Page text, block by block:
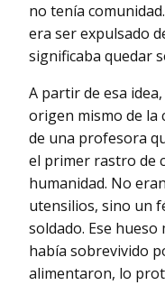
no tenía
era ser expulsado
significaba quedar
A partir de esa
origen mismo de la
de una profesora
el primer rastro de
humanidad. No
utensilios, sino un
soldado. Ese
había sobrevivido
alimentaron, lo